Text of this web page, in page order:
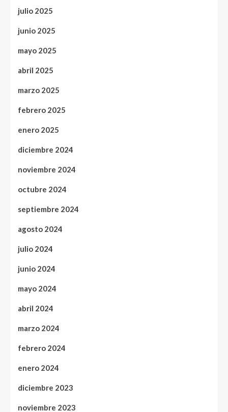
julio 2025
junio 2025
mayo 2025
abril 2025
marzo 2025
febrero 2025
enero 2025
diciembre 2024
noviembre 2024
octubre 2024
septiembre 2024
agosto 2024
julio 2024
junio 2024
mayo 2024
abril 2024
marzo 2024
febrero 2024
enero 2024
diciembre 2023
noviembre 2023